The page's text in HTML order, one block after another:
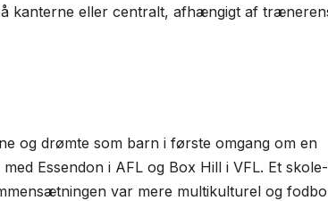
kanterne eller centralt, afhængigt af
og drømte som barn i første omgang om en
Essendon i AFL og Box Hill i VFL. Et skole­
var mere multi­kulturel og